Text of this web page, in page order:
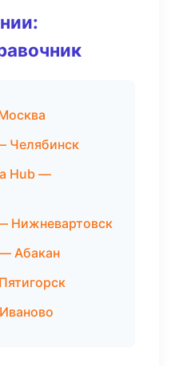
Челябинск
Hub —
Нижневартовск
Абакан